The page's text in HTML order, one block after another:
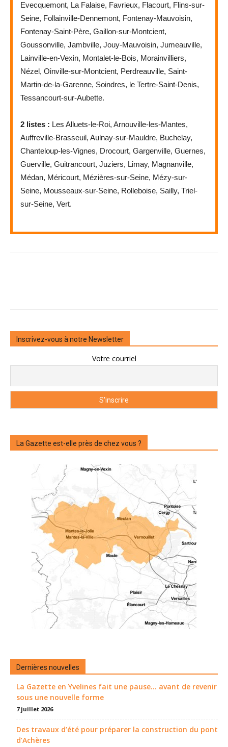
Evecquemont, La Falaise, Favrieux, Flacourt, Flins-sur-
Seine, Follainville-Dennemont, Fontenay-Mauvoisin,
Fontenay-Saint-Père, Gaillon-sur-Montcient,
Goussonville, Jambville, Jouy-Mauvoisin, Jumeauville,
Lainville-en-Vexin, Montalet-le-Bois, Morainvilliers,
Nézel, Oinville-sur-Montcient, Perdreauville, Saint-
Martin-de-la-Garenne, Soindres, le Tertre-Saint-Denis,
Tessancourt-sur-Aubette.
2 listes : Les Alluets-le-Roi, Arnouville-les-Mantes,
Auffreville-Brasseuil, Aulnay-sur-Mauldre, Buchelay,
Chanteloup-les-Vignes, Drocourt, Gargenville, Guernes,
Guerville, Guitrancourt, Juziers, Limay, Magnanville,
Médan, Méricourt, Mézières-sur-Seine, Mézy-sur-
Seine, Mousseaux-sur-Seine, Rolleboise, Sailly, Triel-
sur-Seine, Vert.
Inscrivez-vous à notre Newsletter
Votre courriel
La Gazette est-elle près de chez vous ?
Dernières nouvelles
La Gazette en Yvelines fait une pause... avant de revenir
sous une nouvelle forme
7 juillet 2026
Des travaux d’été pour préparer la construction du pont
d’Achères